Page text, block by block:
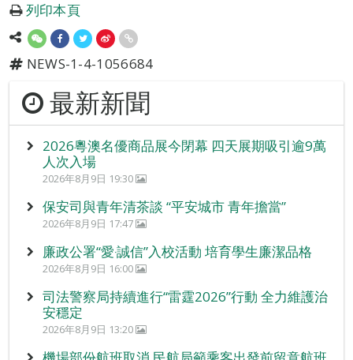
列印本頁
NEWS-1-4-1056684
最新新聞
2026粵澳名優商品展今閉幕 四天展期吸引逾9萬
人次入場
2026年8月9日 19:30
保安司與青年清茶談 “平安城市 青年擔當”
2026年8月9日 17:47
廉政公署“愛‧誠信”入校活動 培育學生廉潔品格
2026年8月9日 16:00
司法警察局持續進行“雷霆2026”行動 全力維護治
安穩定
2026年8月9日 13:20